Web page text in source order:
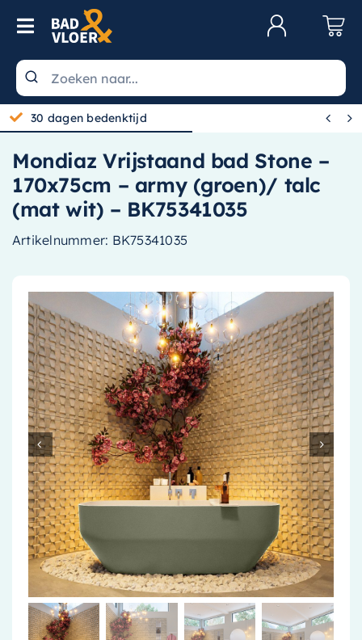
Skip to content
Toggle Navigation
Wastafels
Toiletten
Spiegels
Kranen
Douche
Baden
Radiatoren
Accessoires
Installatiemateriaal
Klimaatbeheersing
PVC
Tegels
30 dagen bedenktijd  
Mondiaz Vrijstaand bad Stone –
170x75cm – army (groen)/ talc
(mat wit) – BK75341035
Artikelnummer: BK75341035